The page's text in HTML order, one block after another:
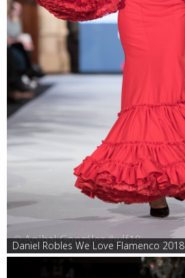
Daniel Robles We Love Flamenco 2018